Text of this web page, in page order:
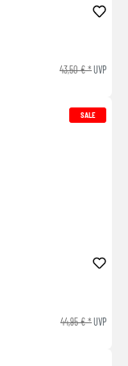
43,50 € *UVP
SALE
44,95 € *UVP